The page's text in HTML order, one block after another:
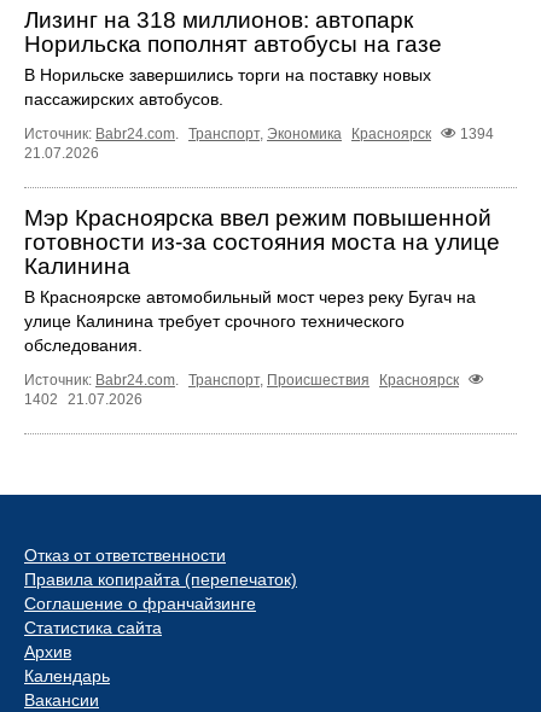
Лизинг на 318 миллионов: автопарк
Норильска пополнят автобусы на газе
В Норильске завершились торги на поставку новых
пассажирских автобусов.
Источник: Babr24.com. Транспорт, Экономика Красноярск
1394
21.07.2026
Мэр Красноярска ввел режим повышенной
готовности из-за состояния моста на улице
Калинина
В Красноярске автомобильный мост через реку Бугач на
улице Калинина требует срочного технического
обследования.
Источник: Babr24.com. Транспорт, Происшествия
Красноярск
1402
21.07.2026
Отказ от ответственности
Правила копирайта (перепечаток)
Соглашение о франчайзинге
Статистика сайта
Архив
Календарь
Вакансии